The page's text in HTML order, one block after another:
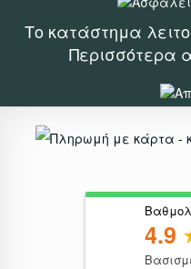
Το κατάστημα
Περισσότερα
4.9